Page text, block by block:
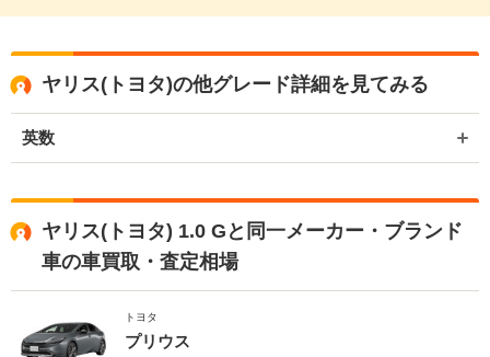
ヤリス(トヨタ)の他グレード詳細を見てみる
英数
ヤリス(トヨタ) 1.0 Gと同一メーカー・ブランド
車の車買取・査定相場
トヨタ
プリウス